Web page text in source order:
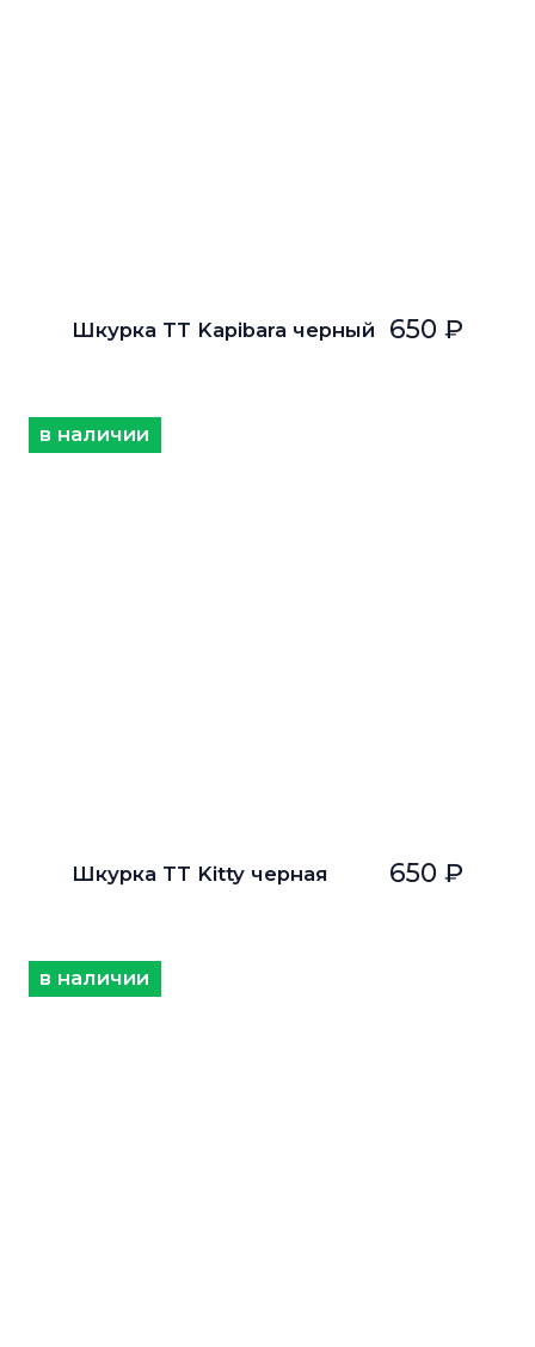
Шкурка TT Kapibara черный 650 ₽
Шкурка TT Kitty черная 650 ₽
в наличии
в наличии